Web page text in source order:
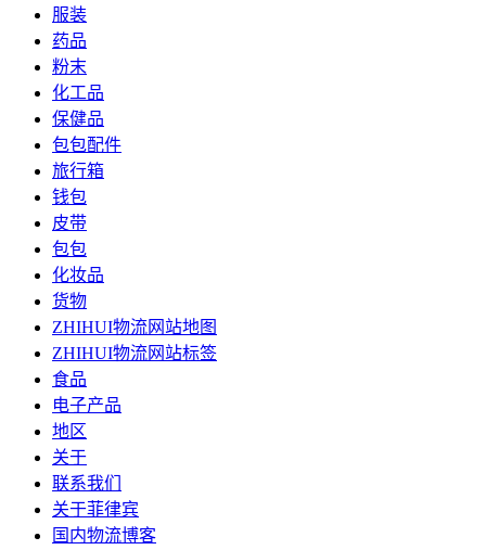
服装
药品
粉末
化工品
保健品
包包配件
旅行箱
钱包
皮带
包包
化妆品
货物
ZHIHUI物流网站地图
ZHIHUI物流网站标签
食品
电子产品
地区
关于
联系我们
关于菲律宾
国内物流博客